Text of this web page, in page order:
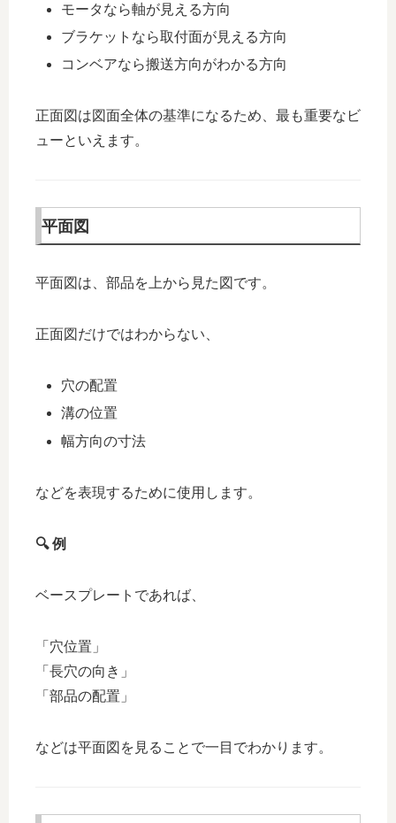
モータなら軸が見える方向
ブラケットなら取付面が見える方向
コンベアなら搬送方向がわかる方向
正面図は図面全体の基準になるため、最も重要なビ
ューといえます。
平面図
平面図は、部品を上から見た図です。
正面図だけではわからない、
穴の配置
溝の位置
幅方向の寸法
などを表現するために使用します。
🔍例
ベースプレートであれば、
「穴位置」
「長穴の向き」
「部品の配置」
などは平面図を見ることで一目でわかります。